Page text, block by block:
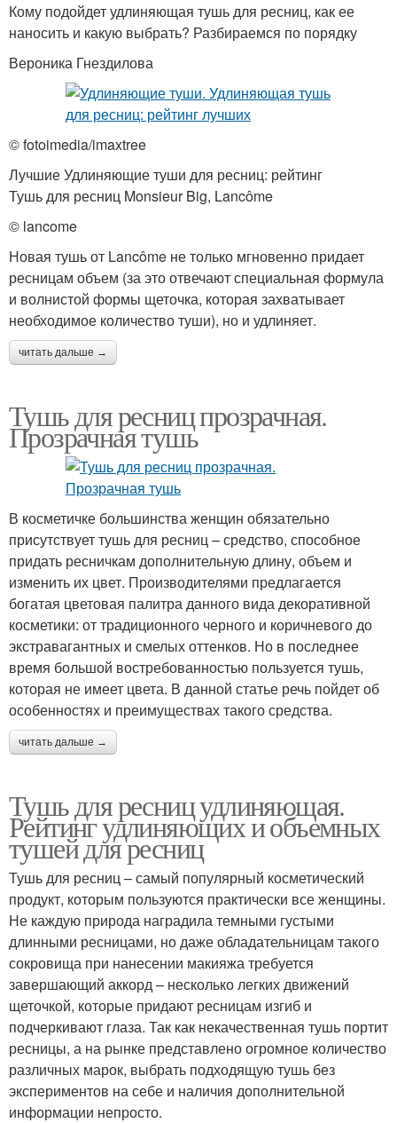
Кому подойдет удлиняющая тушь для ресниц, как ее
наносить и какую выбрать? Разбираемся по порядку
Вероника Гнездилова
© fotoimedia/imaxtree
Лучшие Удлиняющие туши для ресниц: рейтинг
Тушь для ресниц Monsieur Big, Lancôme
© lancome
Новая тушь от Lancôme не только мгновенно придает
ресницам объем (за это отвечают специальная формула
и волнистой формы щеточка, которая захватывает
необходимое количество туши), но и удлиняет.
читать дальше →
Тушь для ресниц прозрачная.
Прозрачная тушь
В косметичке большинства женщин обязательно
присутствует тушь для ресниц – средство, способное
придать ресничкам дополнительную длину, объем и
изменить их цвет. Производителями предлагается
богатая цветовая палитра данного вида декоративной
косметики: от традиционного черного и коричневого до
экстравагантных и смелых оттенков. Но в последнее
время большой востребованностью пользуется тушь,
которая не имеет цвета. В данной статье речь пойдет об
особенностях и преимуществах такого средства.
читать дальше →
Тушь для ресниц удлиняющая.
Рейтинг удлиняющих и объемных
тушей для ресниц
Тушь для ресниц – самый популярный косметический
продукт, которым пользуются практически все женщины.
Не каждую природа наградила темными густыми
длинными ресницами, но даже обладательницам такого
сокровища при нанесении макияжа требуется
завершающий аккорд – несколько легких движений
щеточкой, которые придают ресницам изгиб и
подчеркивают глаза. Так как некачественная тушь портит
ресницы, а на рынке представлено огромное количество
различных марок, выбрать подходящую тушь без
экспериментов на себе и наличия дополнительной
информации непросто.